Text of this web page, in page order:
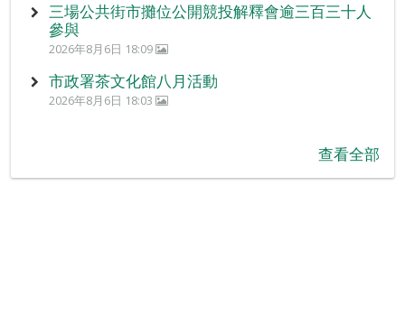
三場公共街市攤位公開競投解釋會逾三百三十人
參與
2026年8月6日 18:09
市政署茶文化館八月活動
2026年8月6日 18:03
查看全部